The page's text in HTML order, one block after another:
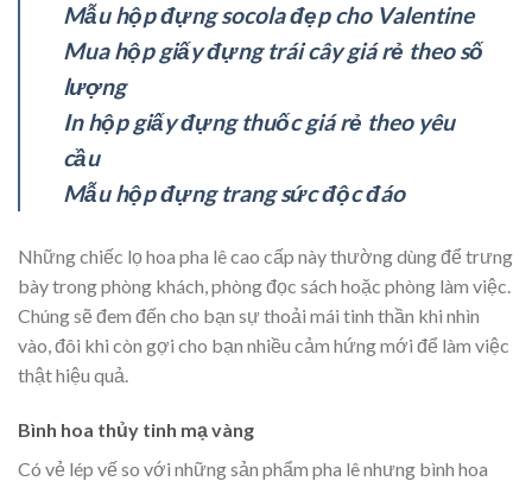
Mẫu hộp đựng socola đẹp cho Valentine
Mua hộp giấy đựng trái cây giá rẻ theo số
lượng
In hộp giấy đựng thuốc giá rẻ theo yêu
cầu
Mẫu hộp đựng trang sức độc đáo
Những chiếc lọ hoa pha lê cao cấp này thường dùng để trưng
bày trong phòng khách, phòng đọc sách hoặc phòng làm việc.
Chúng sẽ đem đến cho bạn sự thoải mái tinh thần khi nhìn
vào, đôi khi còn gợi cho bạn nhiều cảm hứng mới để làm việc
thật hiệu quả.
Bình hoa thủy tinh mạ vàng
Có vẻ lép vế so với những sản phẩm pha lê nhưng bình hoa